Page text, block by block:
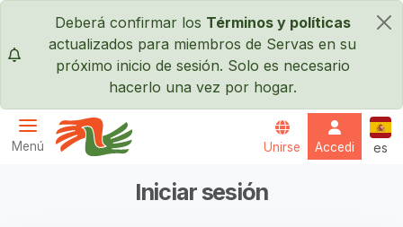
Pasar al contenido principal
×
Deberá confirmar los Términos y políticas
actualizados para miembros de Servas en su
próximo inicio de sesión. Solo es necesario
hacerlo una vez por hogar.
Menú Unirse Accedi es
Iniciar sesión